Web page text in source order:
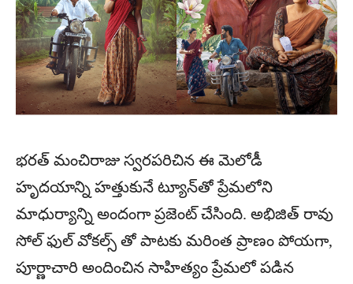
భరత్ మంచిరాజు స్వరపరిచిన ఈ మెలోడీ
హృదయాన్ని హత్తుకునే ట్యూన్‌తో ప్రేమలోని
మాధుర్యాన్ని అందంగా ప్రజెంట్ చేసింది. అభిజిత్ రావు
సోల్ ఫుల్ వోకల్స్ తో పాటకు మరింత ప్రాణం పోయగా,
పూర్ణాచారి అందించిన సాహిత్యం ప్రేమలో పడిన